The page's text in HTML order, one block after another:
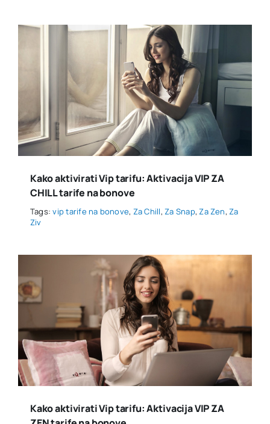
Kako aktivirati Vip tarifu: Aktivacija VIP ZA
CHILL tarife na bonove
Tags:vip tarife na bonove, Za Chill,Za Snap,Za Zen,Za
Ziv
Kako aktivirati Vip tarifu: Aktivacija VIP ZA